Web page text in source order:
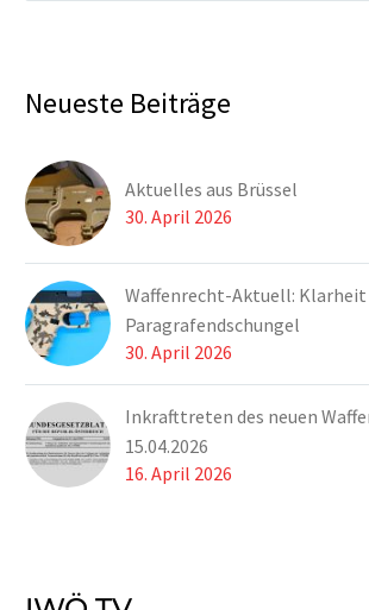
Neueste Beiträge
Aktuelles aus Brüssel
30. April 2026
Waffenrecht-Aktuell:
Paragrafendschungel
30. April 2026
Inkrafttreten des neuen
15.04.2026
16. April 2026